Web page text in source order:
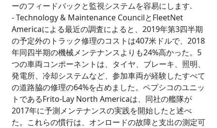
ーのフィードバックと監視システムを容易にします.
- Technology & Maintenance CouncilとFleetNet
Americaによる最近の調査によると、2019年第3四半期
の予定外のトラック修理のコストは407米ドルで、2018
年同四半期の機械メンテナンスよりも24%高かった。5
つの車両コンポーネントは、タイヤ、ブレーキ、照明、
発電所、冷却システムなど、参加車両が経験したすべて
の道路脇の修理の64%を占めました。ペプシコのユニッ
トであるFrito-Lay North Americaは、同社の艦隊が
2017年に予測メンテナンスの実践を開始したと述べ
た。これらの慣行は、オンロードの故障と支出の測定可